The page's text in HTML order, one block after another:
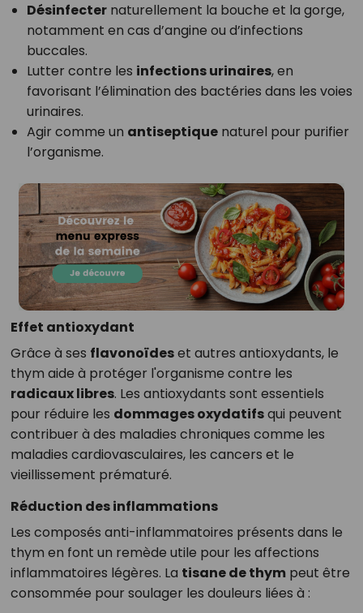
Désinfecternaturellement la bouche et la gorge,
notamment en cas d’angine ou d’infections
buccales.
Lutter contre les infections urinaires, en
favorisant l’élimination des bactéries dans les voies
urinaires.
Agir comme un antiseptiquenaturel pour purifier
l’organisme.
Effet antioxydant
Grâce à ses flavonoïdeset autres antioxydants, le
thym aide à protéger l'organisme contre les
radicaux libres. Les antioxydants sont essentiels
pour réduire les dommages oxydatifsqui peuvent
contribuer à des maladies chroniques comme les
maladies cardiovasculaires, les cancers et le
vieillissement prématuré.
Réduction des inflammations
Les composés anti-inflammatoires présents dans le
thym en font un remède utile pour les affections
inflammatoires légères. La tisane de thympeut être
consommée pour soulager les douleurs liées à :